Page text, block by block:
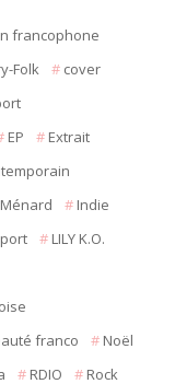
francophone
Folk
cover
EP
Extrait
Indie
LILY K.O.
franco
Noël
RDIO
Rock